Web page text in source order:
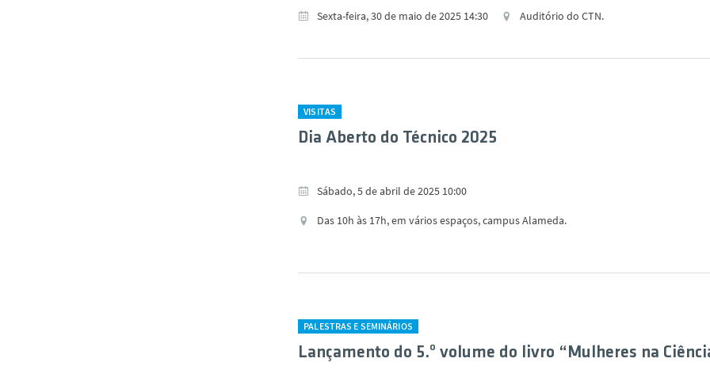
Sexta-feira, 30 de maio de 2025 14:30 Auditório do CTN.
VISITAS
Dia Aberto do Técnico 2025
Sábado, 5 de abril de 2025 10:00
Das 10h às 17h, em vários espaços, campus Alameda.
PALESTRAS E SEMINÁRIOS
Lançamento do 5.º volume do livro “Mulheres na